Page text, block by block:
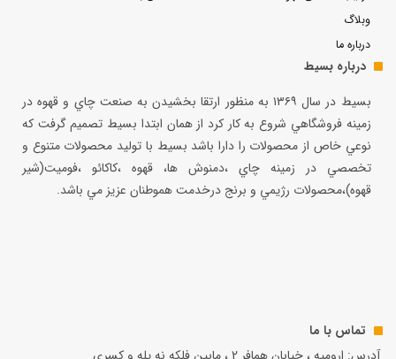
وبلاگ
درباره ما
درباره بسیط
بسيط در سال ۱۳۶۹ به منظور ارتقا بخشيدن به صنعت چاي و قهوه در
زمينه فروشگاهي شروع به كار كرد از همان ابتدا بسيط تصميم گرفت كه
نوعي خاص از محصولات را دارا باشد بسيط با توليد محصولات متنوع و
تخصصي در زمينه چاي ،دمنوش ها، قهوه ،كاكائو ،فوميت(شير
قهوه)،محصولات رژيمي و برنج درخدمت هموطنان عزيز مي باشد.
تماس با ما